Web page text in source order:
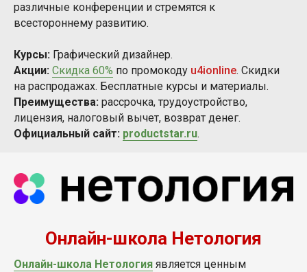
различные конференции и стремятся к
всестороннему развитию.
Курсы: Графический дизайнер.
Акции: Скидка 60% по промокоду u4ionline. Скидки
на распродажах. Бесплатные курсы и материалы.
Преимущества: рассрочка, трудоустройство,
лицензия, налоговый вычет, возврат денег.
Официальный сайт: productstar.ru.
Онлайн-школа Нетология
Онлайн-школа Нетология является ценным